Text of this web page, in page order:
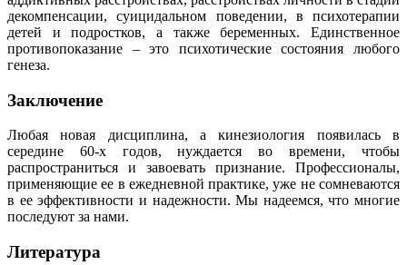
декомпенсации, суицидальном поведении, в психотерапии
детей и подростков, а также беременных. Единственное
противопоказание – это психотические состояния любого
генеза.
Заключение
Любая новая дисциплина, а кинезиология появилась в
середине 60-х годов, нуждается во времени, чтобы
распространиться и завоевать признание. Профессионалы,
применяющие ее в ежедневной практике, уже не сомневаются
в ее эффективности и надежности. Мы надеемся, что многие
последуют за нами.
Литература